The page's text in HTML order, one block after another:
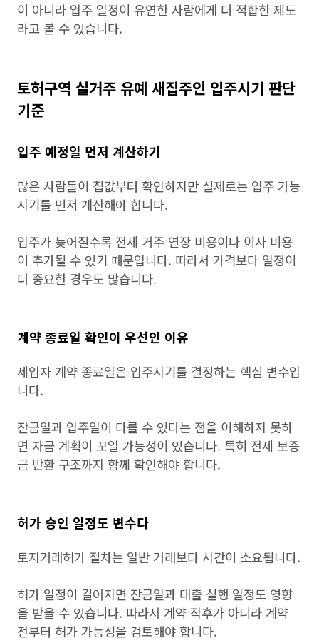
이 아니라 입주 일정이 유연한 사람에게 더 적합한 제도
라고 볼 수 있습니다.
토허구역 실거주 유예 새집주인 입주시기 판단
기준
입주 예정일 먼저 계산하기
많은 사람들이 집값부터 확인하지만 실제로는 입주 가능
시기를 먼저 계산해야 합니다.
입주가 늦어질수록 전세 거주 연장 비용이나 이사 비용
이 추가될 수 있기 때문입니다. 따라서 가격보다 일정이
더 중요한 경우도 많습니다.
계약 종료일 확인이 우선인 이유
세입자 계약 종료일은 입주시기를 결정하는 핵심 변수입
니다.
잔금일과 입주일이 다를 수 있다는 점을 이해하지 못하
면 자금 계획이 꼬일 가능성이 있습니다. 특히 전세 보증
금 반환 구조까지 함께 확인해야 합니다.
허가 승인 일정도 변수다
토지거래허가 절차는 일반 거래보다 시간이 소요됩니다.
허가 일정이 길어지면 잔금일과 대출 실행 일정도 영향
을 받을 수 있습니다. 따라서 계약 직후가 아니라 계약
전부터 허가 가능성을 검토해야 합니다.